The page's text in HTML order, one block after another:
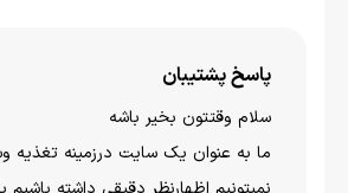
پاسخ پشتیبان
سلام وقتتون بخير باشه
ما به عنوان یک سایت درزمینه تغذیه